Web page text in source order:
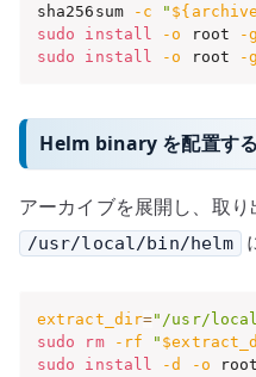
sha256sum
-c "
sudo
install -o root -g
sudo
install -o root -g
Helm binary を配置する
アーカイブを展開し、取り
/usr/local/bin/helm
extract_dir="/usr/
sudo
rm -rf "
sudo
install -d -o